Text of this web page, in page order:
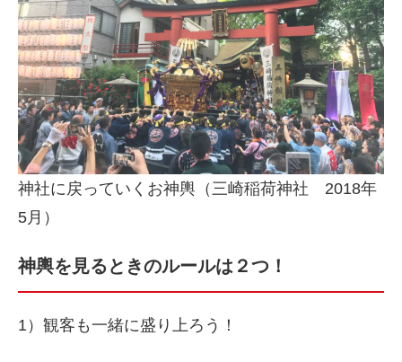
神社に戻っていくお神輿（三崎稲荷神社 2018年
5月）
神輿を見るときのルールは２つ！
1）観客も一緒に盛り上ろう！